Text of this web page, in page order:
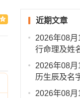
近期文章
2026年08
行命理及姓
2026年08
历生辰及名
2026年08